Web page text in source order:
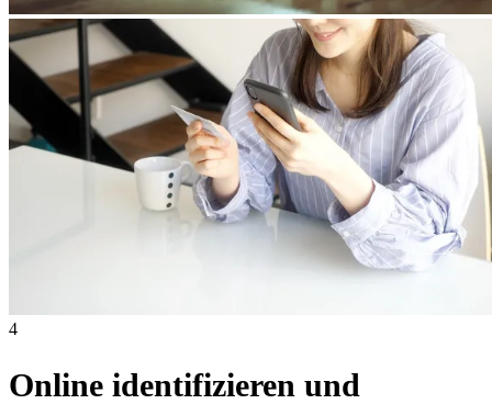
4
Online identifizieren und